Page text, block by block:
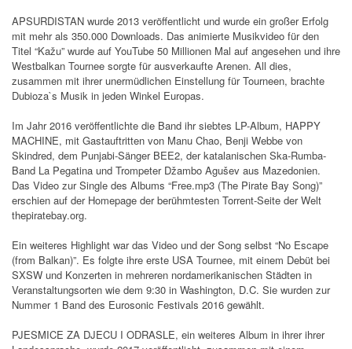
APSURDISTAN wurde 2013 veröffentlicht und wurde ein großer Erfolg
mit mehr als 350.000 Downloads. Das animierte Musikvideo für den
Titel “Kažu” wurde auf YouTube 50 Millionen Mal auf angesehen und ihre
Westbalkan Tournee sorgte für ausverkaufte Arenen. All dies,
zusammen mit ihrer unermüdlichen Einstellung für Tourneen, brachte
Dubioza`s Musik in jeden Winkel Europas.
Im Jahr 2016 veröffentlichte die Band ihr siebtes LP-Album, HAPPY
MACHINE, mit Gastauftritten von Manu Chao, Benji Webbe von
Skindred, dem Punjabi-Sänger BEE2, der katalanischen Ska-Rumba-
Band La Pegatina und Trompeter Džambo Agušev aus Mazedonien.
Das Video zur Single des Albums “Free.mp3 (The Pirate Bay Song)”
erschien auf der Homepage der berühmtesten Torrent-Seite der Welt
thepiratebay.org.
Ein weiteres Highlight war das Video und der Song selbst “No Escape
(from Balkan)”. Es folgte ihre erste USA Tournee, mit einem Debüt bei
SXSW und Konzerten in mehreren nordamerikanischen Städten in
Veranstaltungsorten wie dem 9:30 in Washington, D.C. Sie wurden zur
Nummer 1 Band des Eurosonic Festivals 2016 gewählt.
PJESMICE ZA DJECU I ODRASLE, ein weiteres Album in ihrer ihrer